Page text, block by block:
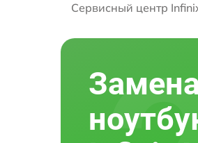
Сервисный центр